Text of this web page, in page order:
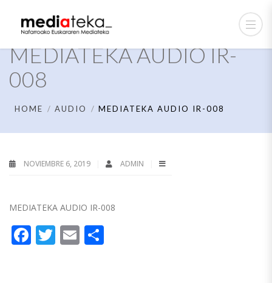
MEDIATEKA AUDIO IR-
008
HOME AUDIO MEDIATEKA AUDIO IR-008
NOVIEMBRE 6, 2019 ADMIN
MEDIATEKA AUDIO IR-008
Facebook
Twitter
Email